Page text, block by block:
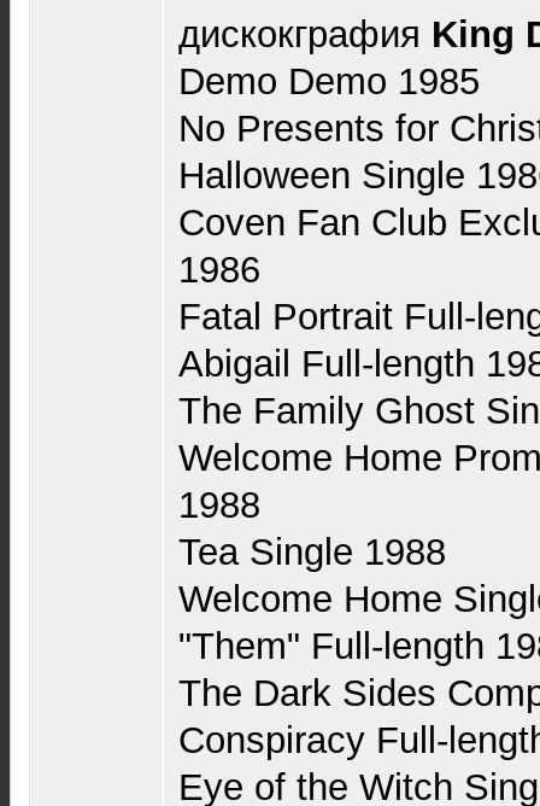
дискокграфия King
Demo Demo 1985
No Presents for
Halloween Single
Coven Fan Club
1986
Fatal Portrait Full-
Abigail Full-length
The Family Ghost
Welcome Home
1988
Tea Single 1988
Welcome Home
"Them" Full-length
The Dark Sides
Conspiracy Full-
Eye of the Witch